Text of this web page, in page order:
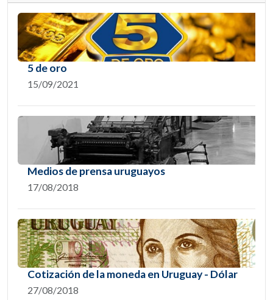
5 de oro
15/09/2021
Medios de prensa uruguayos
17/08/2018
Cotización de la moneda en Uruguay - Dólar
27/08/2018